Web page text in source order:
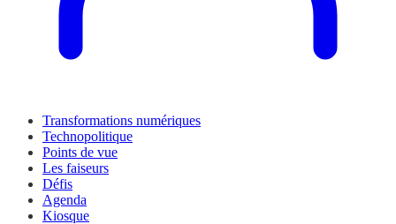
Transformations numériques
Technopolitique
Points de vue
Les faiseurs
Défis
Agenda
Kiosque